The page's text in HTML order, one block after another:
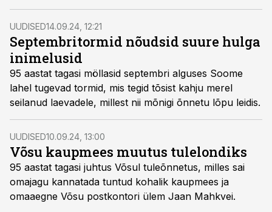
einelaua avamiseks.
UUDISED14.09.24, 12:21
Septembritormid nõudsid suure hulga
inimelusid
95 aastat tagasi möllasid septembri alguses Soome
lahel tugevad tormid, mis tegid tõsist kahju merel
seilanud laevadele, millest nii mõnigi õnnetu lõpu leidis.
UUDISED10.09.24, 13:00
Võsu kaupmees muutus tulelondiks
95 aastat tagasi juhtus Võsul tuleõnnetus, milles sai
omajagu kannatada tuntud kohalik kaupmees ja
omaaegne Võsu postkontori ülem Jaan Mahkvei.